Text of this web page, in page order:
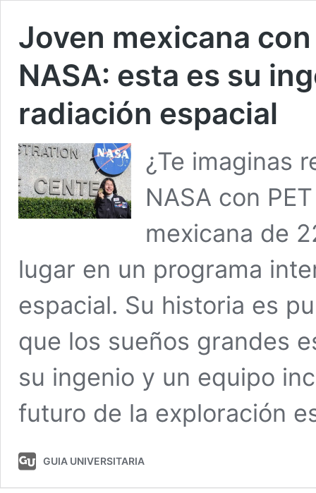
Joven mexicana
NASA: esta es su
radiación espacial
¿Te imaginas
NASA con
mexicana de
lugar en un programa
espacial. Su historia es
que los sueños grandes
su ingenio y un equipo
futuro de la exploración
GUIA UNIVERSITARIA